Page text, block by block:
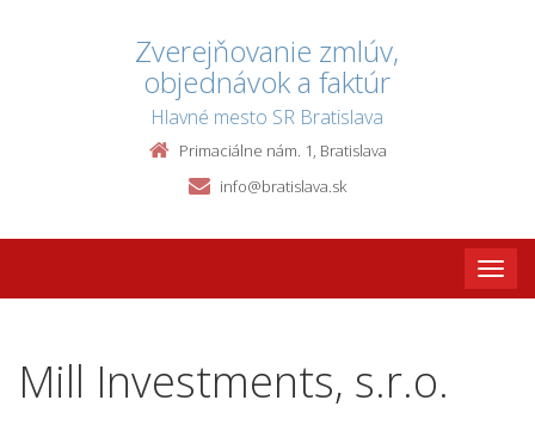
Zverejňovanie zmlúv,
objednávok a faktúr
Hlavné mesto SR Bratislava
Primaciálne nám. 1, Bratislava
info@bratislava.sk
Toggle
Mill Investments, s.r.o.